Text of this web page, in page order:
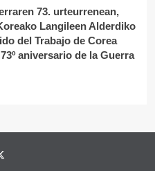
73. urteurrenean,
Langileen Alderdiko
del Trabajo de Corea
aniversario de la Guerra